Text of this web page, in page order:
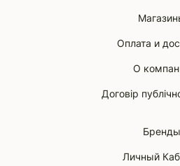
Оплата и
О
Договір
Бренды
Личный